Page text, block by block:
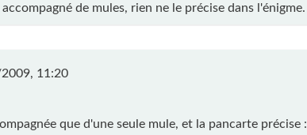
de mules, rien ne le précise dans l'énigme.
11:20
que d'une seule mule, et la pancarte précise :